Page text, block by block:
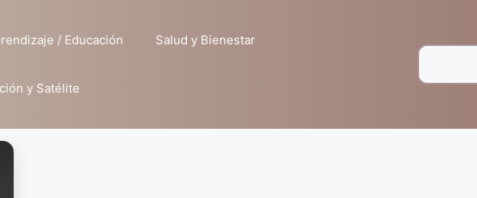
/ Educación Salud y Bienestar
y Satélite